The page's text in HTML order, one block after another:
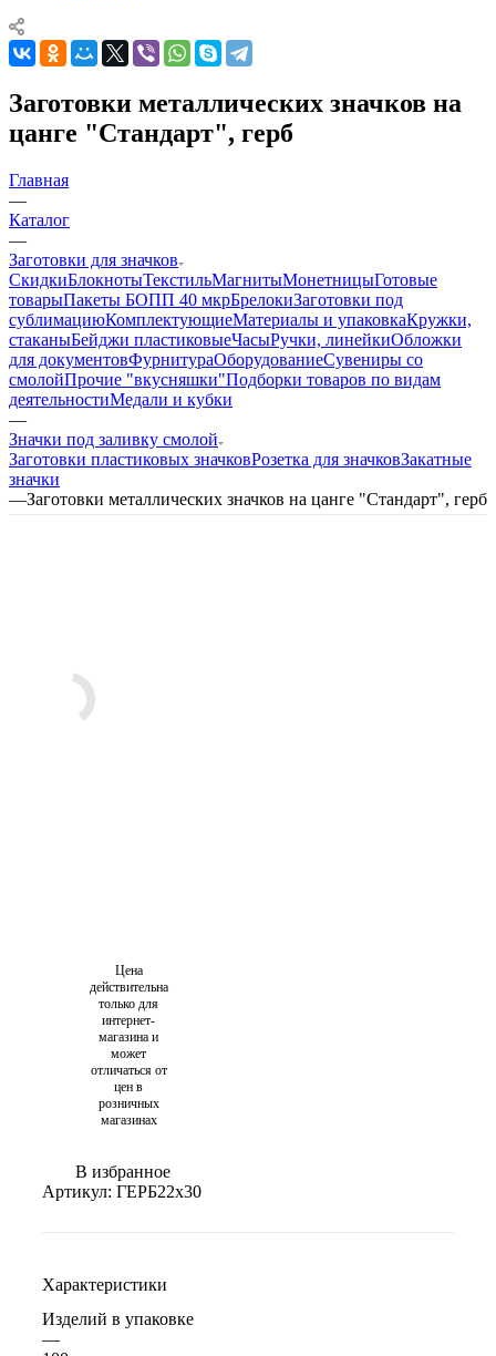
Заготовки металлических значков на
цанге "Стандарт", герб
Главная
—
Каталог
—
Заготовки для значков
СкидкиБлокнотыТекстильМагнитыМонетницыГотовые
товарыПакеты БОПП 40 мкрБрелокиЗаготовки под
сублимациюКомплектующиеМатериалы и упаковкаКружки,
стаканыБейджи пластиковыеЧасыРучки, линейкиОбложки
для документовФурнитураОборудованиеСувениры со
смолойПрочие "вкусняшки"Подборки товаров по видам
деятельностиМедали и кубки
—
Значки под заливку смолой
Заготовки пластиковых значковРозетка для значковЗакатные
значки
—Заготовки металлических значков на цанге "Стандарт", герб
Цена
действительна
только для
интернет-
магазина и
может
отличаться от
цен в
розничных
магазинах
В избранное
Артикул: ГЕРБ22х30
Характеристики
Изделий в упаковке
—